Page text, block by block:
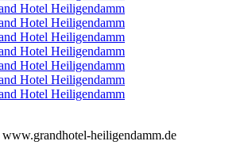
www.grandhotel-heiligendamm.de